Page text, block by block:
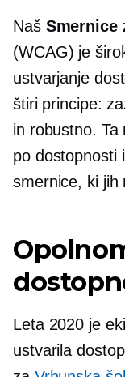
Naš Smernice
(WCAG) je
ustvarjanje
štiri principe:
in robustno.
po dostopnosti
smernice, ki jih
Leta 2020 je
ustvarila